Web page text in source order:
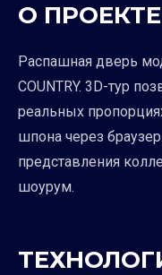
О ПРОЕКТЕ
Распашная дверь
COUNTRY. 3D-тур
реальных
шпона через
представления
шоурум.